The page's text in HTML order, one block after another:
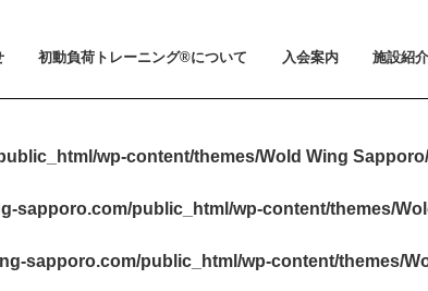
掲載
初動負荷トレーニング®について
初動負荷トレーニング®とは
小山 裕史博士のご紹介
BeMoLo®シューズについて
入会案内
入会案内
料金とお支払い方法に
体験会とトライアルプ
ビジター利用のご案内
会員規約
施設紹介
施設紹介
設置マ
アクセス
スタッ
wp-content/themes/Wold Wing
sapporo.com/public_html/wp-content/themes/
sapporo.com/public_html/wp-content/themes/